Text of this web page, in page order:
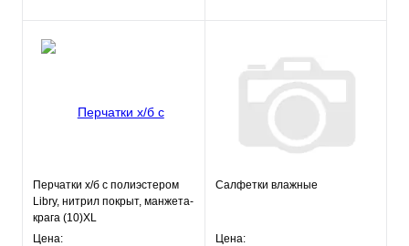
Перчатки х/б с полиэстером
Libry, нитрил покрыт, манжета-
крага (10)XL
Цена:
Салфетки влажные
Цена: